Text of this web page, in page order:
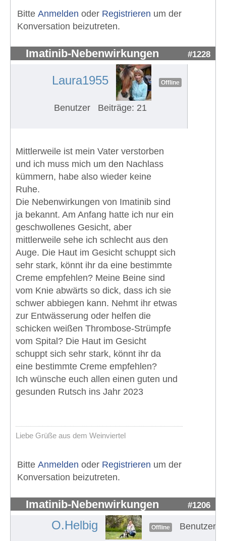
Bitte Anmelden oder Registrieren um der
Konversation beizutreten.
Imatinib-Nebenwirkungen #1228
Laura1955 Offline
Benutzer Beiträge: 21
Mittlerweile ist mein Vater verstorben
und ich muss mich um den Nachlass
kümmern, habe also wieder keine
Ruhe.
Die Nebenwirkungen von Imatinib sind
ja bekannt. Am Anfang hatte ich nur ein
geschwollenes Gesicht, aber
mittlerweile sehe ich schlecht aus den
Auge. Die Haut im Gesicht schuppt sich
sehr stark, könnt ihr da eine bestimmte
Creme empfehlen? Meine Beine sind
vom Knie abwärts so dick, dass ich sie
schwer abbiegen kann. Nehmt ihr etwas
zur Entwässerung oder helfen die
schicken weißen Thrombose-Strümpfe
vom Spital? Die Haut im Gesicht
schuppt sich sehr stark, könnt ihr da
eine bestimmte Creme empfehlen?
Ich wünsche euch allen einen guten und
gesunden Rutsch ins Jahr 2023
Liebe Grüße aus dem Weinviertel
Bitte Anmelden oder Registrieren um der
Konversation beizutreten.
Imatinib-Nebenwirkungen #1206
O.Helbig Offline Benutzer